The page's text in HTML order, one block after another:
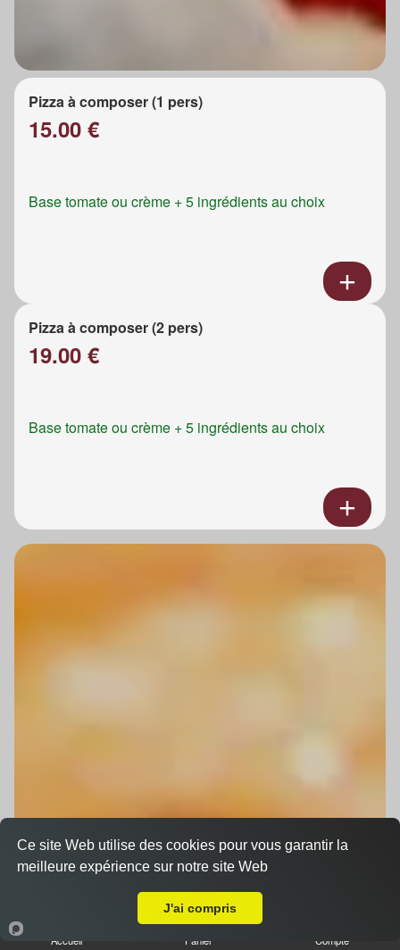
Pizza à composer (1 pers)
15.00 €
Base tomate ou crème + 5 ingrédients au choix
Pizza à composer (2 pers)
19.00 €
Base tomate ou crème + 5 ingrédients au choix
Accueil Panier Compte
Ce site Web utilise des cookies pour vous garantir la
meilleure expérience sur notre site Web
J'ai compris